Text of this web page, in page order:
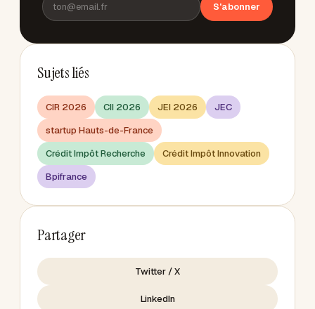
S'abonner
Sujets liés
CIR 2026 CII 2026 JEI 2026
JEC
startup Hauts-de-France
Crédit Impôt Recherche
Crédit Impôt Innovation
Bpifrance
Partager
Twitter / X
LinkedIn